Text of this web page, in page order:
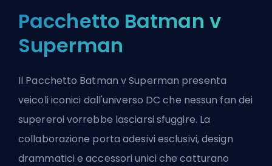
Pacchetto Batman v
Superman
Il Pacchetto Batman v Superman presenta
veicoli iconici dall'universo DC che nessun fan dei
supereroi vorrebbe lasciarsi sfuggire. La
collaborazione porta adesivi esclusivi, design
drammatici e accessori unici che catturano